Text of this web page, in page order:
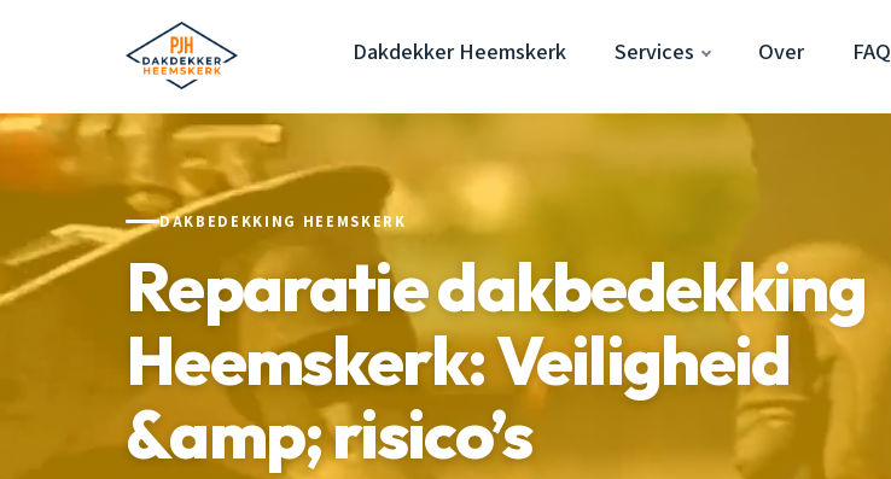
Dakdekker Heemskerk Services Over FAQ
DAKBEDEKKING HEEMSKERK
Reparatie dakbedekking
Heemskerk: Veiligheid
&amp; risico’s